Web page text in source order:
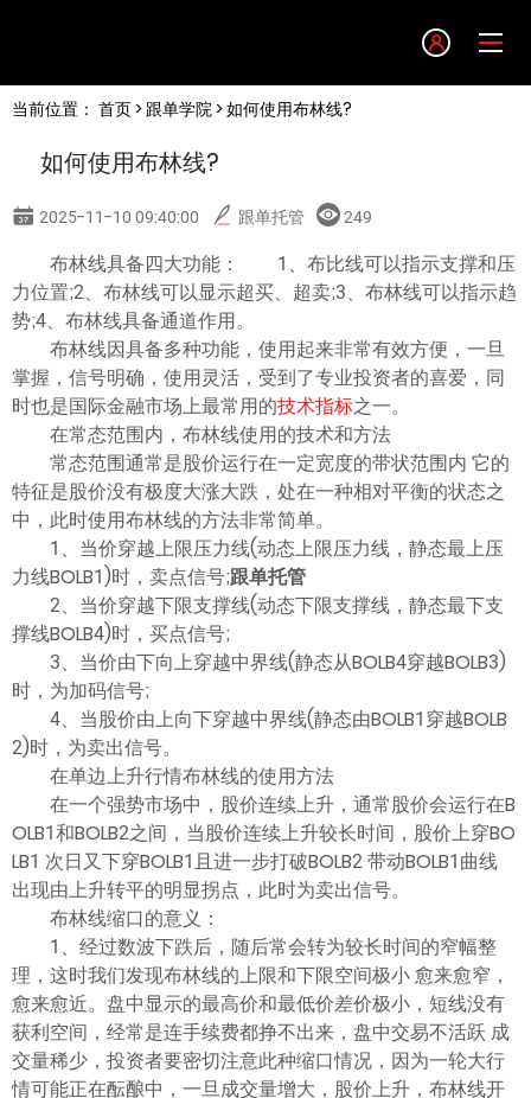
English
繁體中文
한글
日本語
Tiếng việt
ไทย
当前位置： 首页> 跟单学院> 如何使用布林线?
如何使用布林线?
2025-11-10 09:40:00 跟单托管 249
布林线具备四大功能： 1、布比线可以指示支撑和压
力位置;2、布林线可以显示超买、超卖;3、布林线可以指示趋
势;4、布林线具备通道作用。
布林线因具备多种功能，使用起来非常有效方便，一旦
掌握，信号明确，使用灵活，受到了专业投资者的喜爱，同
时也是国际金融市场上最常用的技术指标之一。
在常态范围内，布林线使用的技术和方法
常态范围通常是股价运行在一定宽度的带状范围内 它的
特征是股价没有极度大涨大跌，处在一种相对平衡的状态之
中，此时使用布林线的方法非常简单。
1、当价穿越上限压力线(动态上限压力线，静态最上压
力线BOLB1)时，卖点信号;跟单托管
2、当价穿越下限支撑线(动态下限支撑线，静态最下支
撑线BOLB4)时，买点信号;
3、当价由下向上穿越中界线(静态从BOLB4穿越BOLB3)
时，为加码信号;
4、当股价由上向下穿越中界线(静态由BOLB1穿越BOLB
2)时，为卖出信号。
在单边上升行情布林线的使用方法
在一个强势市场中，股价连续上升，通常股价会运行在B
OLB1和BOLB2之间，当股价连续上升较长时间，股价上穿BO
LB1 次日又下穿BOLB1且进一步打破BOLB2 带动BOLB1曲线
出现由上升转平的明显拐点，此时为卖出信号。
布林线缩口的意义：
1、经过数波下跌后，随后常会转为较长时间的窄幅整
理，这时我们发现布林线的上限和下限空间极小 愈来愈窄，
愈来愈近。盘中显示的最高价和最低价差价极小，短线没有
获利空间，经常是连手续费都挣不出来，盘中交易不活跃 成
交量稀少，投资者要密切注意此种缩口情况，因为一轮大行
情可能正在酝酿中，一旦成交量增大，股价上升，布林线开